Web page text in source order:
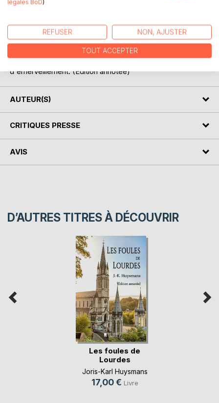
accès à tous les lieux aujourd'hui réservés aux malades et
aux soignants. Il peut donc nous livrer une description
fouillée, quasiment exhaustive, de cette énorme
machinerie dévotionnelle, source inépuisable de stupeur et
d'émerveillement. (Édition annotée)
AUTEUR(S)
CRITIQUES PRESSE
AVIS
D’AUTRES TITRES À DÉCOUVRIR
Les foules de
Lourdes
Joris-Karl Huysmans
17,00 € Livre
légales BoD)
REFUSER NON, AJUSTER
TOUT ACCEPTER